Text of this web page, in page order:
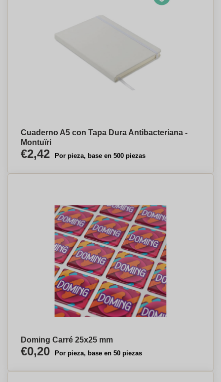
Cuaderno A5 con Tapa Dura Antibacteriana -
Montuïri
€2,42 Por pieza, base en 500 piezas
Doming Carré 25x25 mm
€0,20 Por pieza, base en 50 piezas